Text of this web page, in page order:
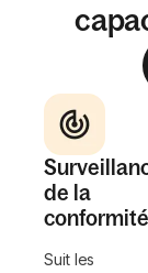
de la
conformité
Suit les